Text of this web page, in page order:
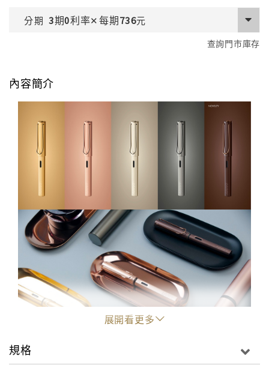
分期 3期0利率✕每期736元
查詢門市庫存
內容簡介
展開看更多
規格